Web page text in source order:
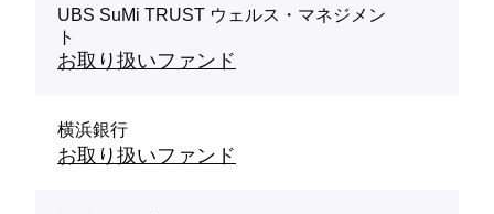
UBS SuMi TRUST ウェルス・マネジメン
ト
お取り扱いファンド
横浜銀行
お取り扱いファンド